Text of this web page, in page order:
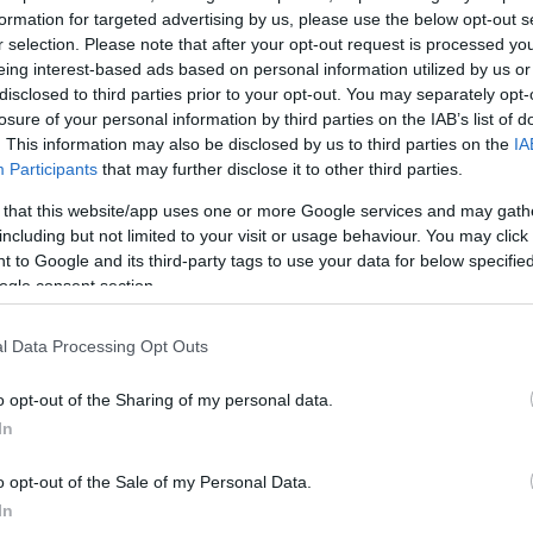
for targeted advertising by us, please use the below opt-out
selection. Please note that after your opt-out request is processed
interest-based ads based on personal information utilized by us
to third parties prior to your opt-out. You may separately
of your personal information by third parties on the IAB’s list of
This information may also be disclosed by us to third parties on the
Participants that may further disclose it to other third parties.
this website/app uses one or more Google services and may
but not limited to your visit or usage behaviour. You may
to Google and its third-party tags to use your data for below
consent section.
Data Processing Opt Outs
opt-out of the Sharing of my personal data.
opt-out of the Sale of my Personal Data.
απειλών, βίας και εκβιασμών επιχειρούσαν να
εκτάσεις και να επεκτείνουν παράνομα τις
τους δραστηριότητες, αποκομίζοντας
επιδοτήσεις μέσω ψευδών δηλώσεων στον
ΔΙΑΦΗΜΙΣΗ